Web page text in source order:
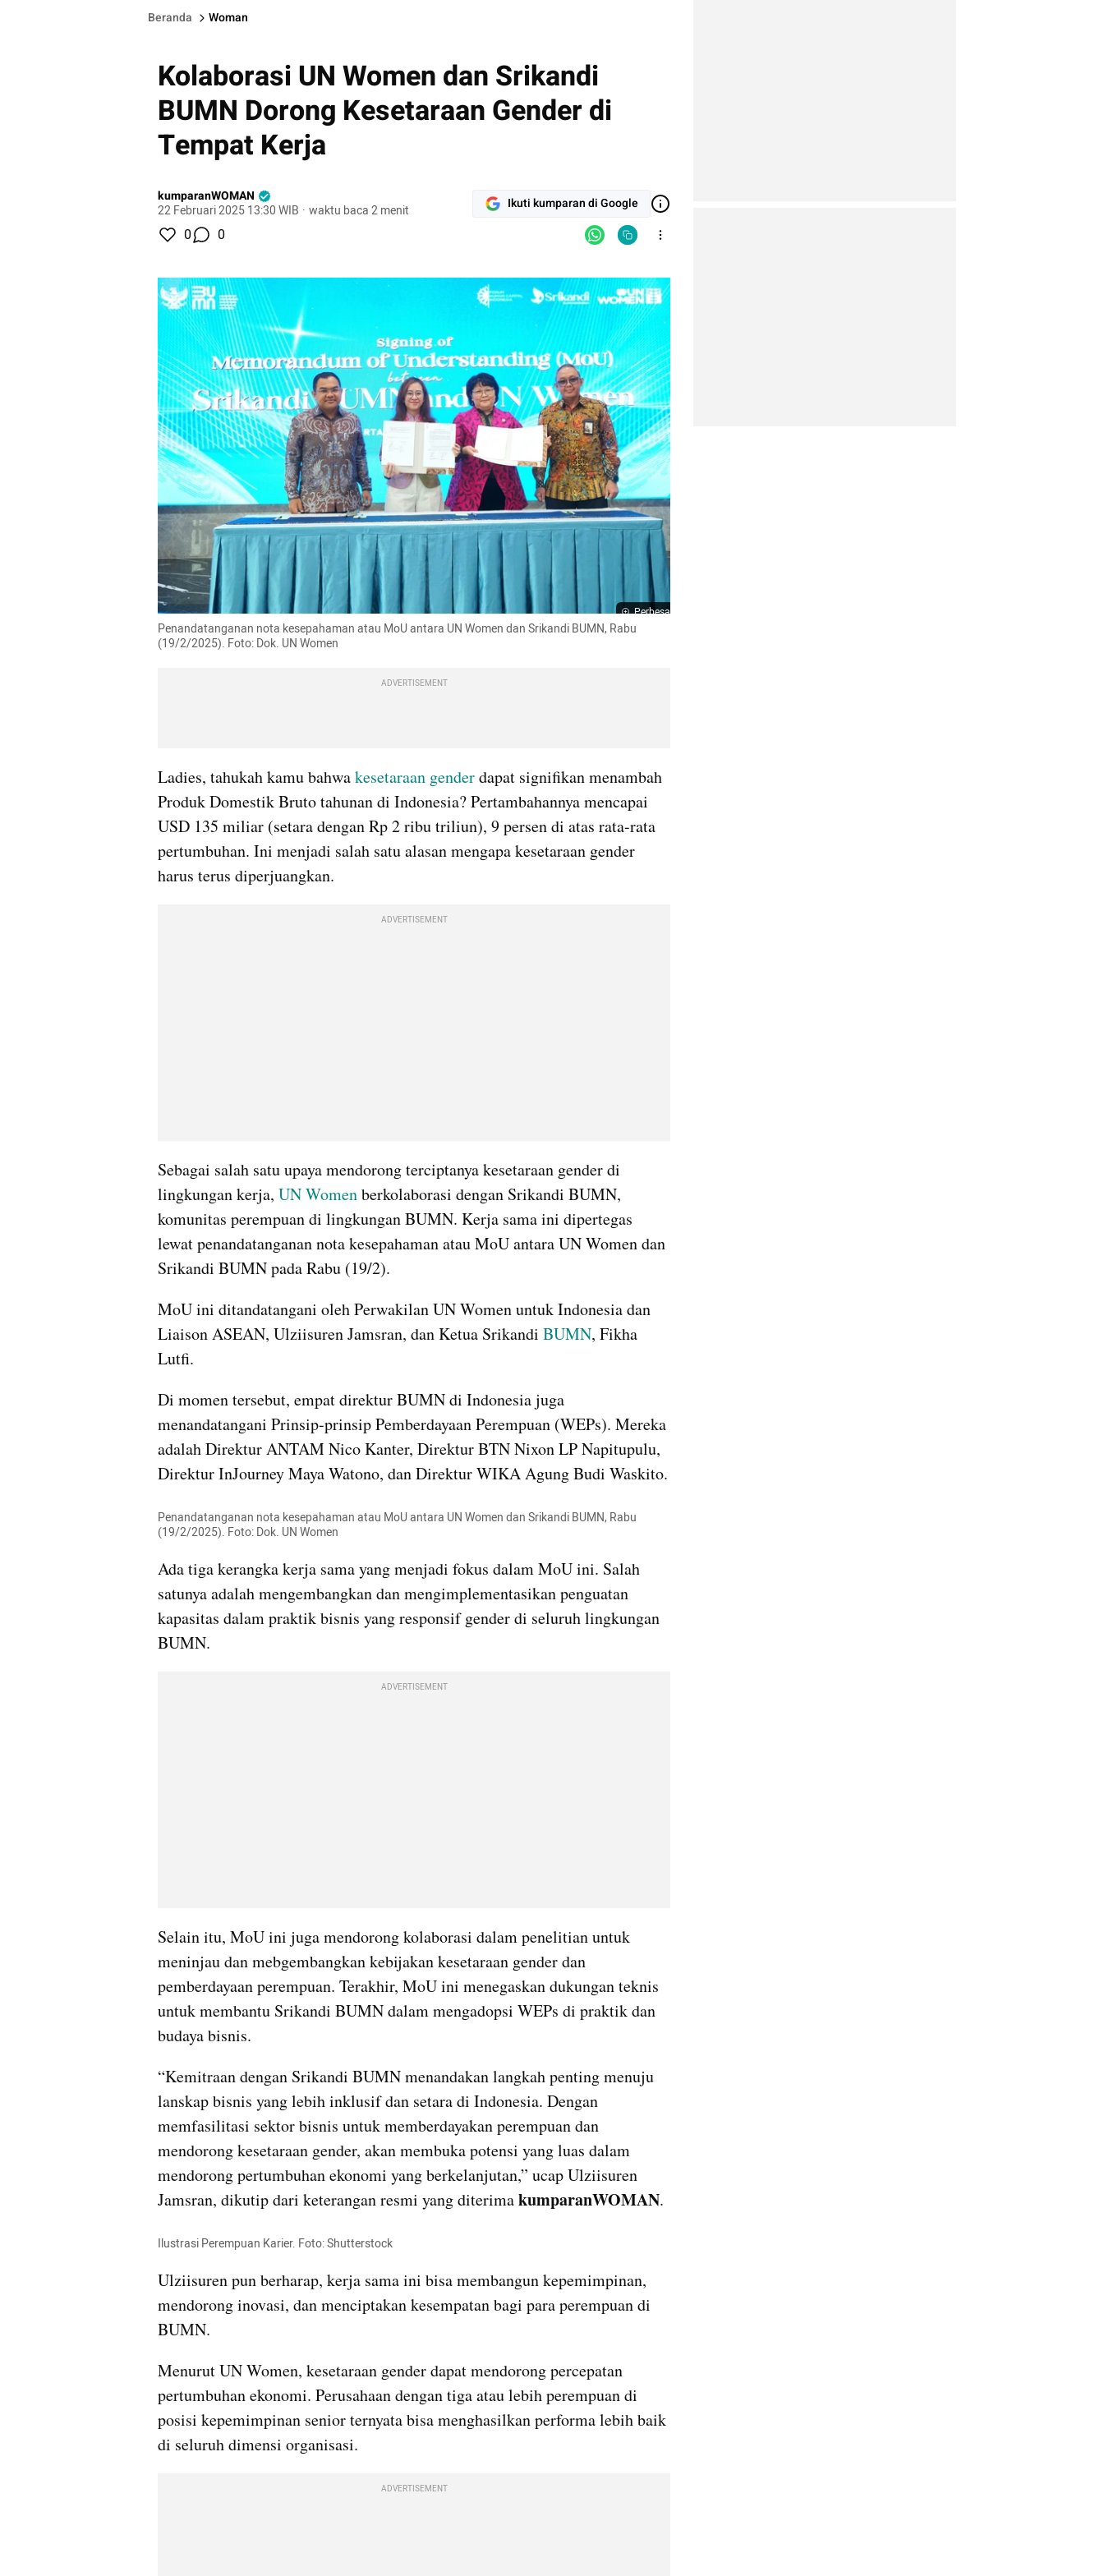
Beranda Woman
Kolaborasi UN Women dan Srikandi
BUMN Dorong Kesetaraan Gender di
Tempat Kerja
kumparanWOMAN
22 Februari 2025 13:30 WIB · waktu baca 2 menit Ikuti kumparan di Google
0 0
Perbesar
Penandatanganan nota kesepahaman atau MoU antara UN Women dan Srikandi BUMN, Rabu
(19/2/2025). Foto: Dok. UN Women
ADVERTISEMENT
Ladies, tahukah kamu bahwa kesetaraan gender dapat signifikan menambah
Produk Domestik Bruto tahunan di Indonesia? Pertambahannya mencapai
USD 135 miliar (setara dengan Rp 2 ribu triliun), 9 persen di atas rata-rata
pertumbuhan. Ini menjadi salah satu alasan mengapa kesetaraan gender
harus terus diperjuangkan.
ADVERTISEMENT
Sebagai salah satu upaya mendorong terciptanya kesetaraan gender di
lingkungan kerja, UN Women berkolaborasi dengan Srikandi BUMN,
komunitas perempuan di lingkungan BUMN. Kerja sama ini dipertegas
lewat penandatanganan nota kesepahaman atau MoU antara UN Women dan
Srikandi BUMN pada Rabu (19/2).
MoU ini ditandatangani oleh Perwakilan UN Women untuk Indonesia dan
Liaison ASEAN, Ulziisuren Jamsran, dan Ketua Srikandi BUMN, Fikha
Lutfi.
Di momen tersebut, empat direktur BUMN di Indonesia juga
menandatangani Prinsip-prinsip Pemberdayaan Perempuan (WEPs). Mereka
adalah Direktur ANTAM Nico Kanter, Direktur BTN Nixon LP Napitupulu,
Direktur InJourney Maya Watono, dan Direktur WIKA Agung Budi Waskito.
Penandatanganan nota kesepahaman atau MoU antara UN Women dan Srikandi BUMN, Rabu
(19/2/2025). Foto: Dok. UN Women
Ada tiga kerangka kerja sama yang menjadi fokus dalam MoU ini. Salah
satunya adalah mengembangkan dan mengimplementasikan penguatan
kapasitas dalam praktik bisnis yang responsif gender di seluruh lingkungan
BUMN.
ADVERTISEMENT
Selain itu, MoU ini juga mendorong kolaborasi dalam penelitian untuk
meninjau dan mebgembangkan kebijakan kesetaraan gender dan
pemberdayaan perempuan. Terakhir, MoU ini menegaskan dukungan teknis
untuk membantu Srikandi BUMN dalam mengadopsi WEPs di praktik dan
budaya bisnis.
“Kemitraan dengan Srikandi BUMN menandakan langkah penting menuju
lanskap bisnis yang lebih inklusif dan setara di Indonesia. Dengan
memfasilitasi sektor bisnis untuk memberdayakan perempuan dan
mendorong kesetaraan gender, akan membuka potensi yang luas dalam
mendorong pertumbuhan ekonomi yang berkelanjutan,” ucap Ulziisuren
Jamsran, dikutip dari keterangan resmi yang diterima kumparanWOMAN.
Ilustrasi Perempuan Karier. Foto: Shutterstock
Ulziisuren pun berharap, kerja sama ini bisa membangun kepemimpinan,
mendorong inovasi, dan menciptakan kesempatan bagi para perempuan di
BUMN.
Menurut UN Women, kesetaraan gender dapat mendorong percepatan
pertumbuhan ekonomi. Perusahaan dengan tiga atau lebih perempuan di
posisi kepemimpinan senior ternyata bisa menghasilkan performa lebih baik
di seluruh dimensi organisasi.
ADVERTISEMENT